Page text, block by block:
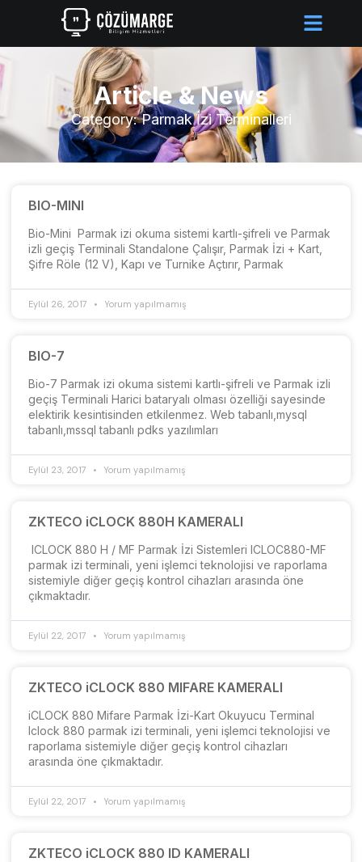
Article & News
Category: Parmak İzi Terminalleri
BIO-MINI
Bio-Mini Parmak izi okuma sistemi kartlı-şifreli ve Parmak
izli geçiş Terminali Standalone Çalışır, Parmak İzi + Kart,
Şifre Röle (12 V), Kapı ve Turnike Açtırır, Parmak
Eylül 26, 2017 Yorum yapılmamış
BIO-7
Bio-7 Parmak izi okuma sistemi kartlı-şifreli ve Parmak izli
geçiş Terminali Harici bataryalı olması özelliği sayesinde
elektirik kesintisinden etkilenmez. Web tabanlı,mysql
tabanlı,mssql tabanlı pdks yazılımları
Eylül 23, 2017 Yorum yapılmamış
ZKTECO iCLOCK 880H KAMERALI
ICLOCK 880 H / MF Parmak İzi Sistemleri ICLOC880-MF
parmak izi terminali, yeni işlemci teknolojisi ve raporlama
sistemiyle diğer geçiş kontrol cihazları arasında öne
çıkmaktadır.
Eylül 22, 2017 Yorum yapılmamış
ZKTECO iCLOCK 880 MIFARE KAMERALI
iCLOCK 880 Mifare Parmak İzi-Kart Okuyucu Terminal
Iclock 880 parmak izi terminali, yeni işlemci teknolojisi ve
raporlama sistemiyle diğer geçiş kontrol cihazları
arasında öne çıkmaktadır.
Eylül 22, 2017 Yorum yapılmamış
ZKTECO iCLOCK 880 ID KAMERALI